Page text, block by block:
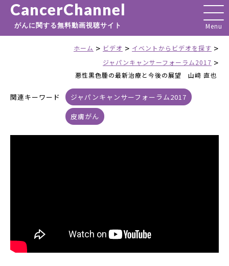
CancerChannel
がんに関する無料動画視聴サイト
ホーム > ビデオ > イベントからビデオを探す >
ジャパンキャンサーフォーラム2017 >
悪性黒色腫の最新治療と今後の展望 山﨑 直也
関連キーワード
ジャパンキャンサーフォーラム2017
皮膚がん